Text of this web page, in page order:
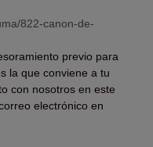
822-canon-de-
previo para
la que conviene a tu
con nosotros en este
electrónico en